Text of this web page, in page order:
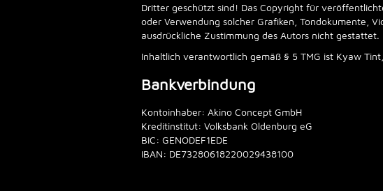
Dritter geschützt sind! Das Copyright für
oder Verwendung solcher Grafiken, Tondokumente,
ausdrückliche Zustimmung des Autors nicht gestattet.
Inhaltlich verantwortlich gemäß § 5 TMG ist Kyaw
Bankverbindung
Kontoinhaber: Akino Concept GmbH
Kreditinstitut: Volksbank Oldenburg eG
BIC: GENODEF1EDE
IBAN: DE73280618220029438100